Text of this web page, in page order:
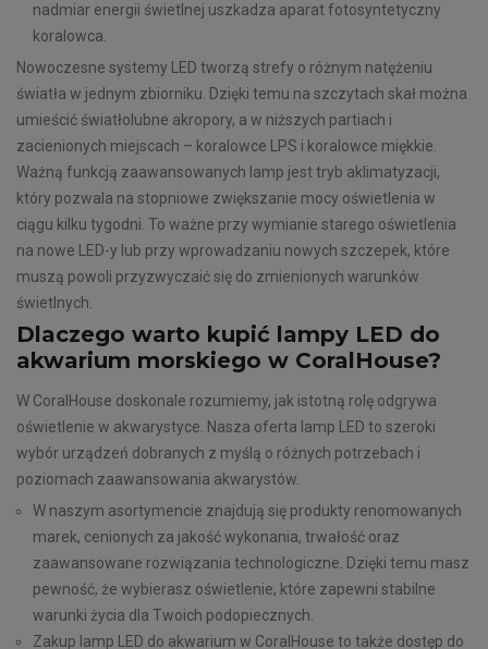
nadmiar energii świetlnej uszkadza aparat fotosyntetyczny
koralowca.
Nowoczesne systemy LED tworzą strefy o różnym natężeniu
światła w jednym zbiorniku. Dzięki temu na szczytach skał można
umieścić światłolubne akropory, a w niższych partiach i
zacienionych miejscach – koralowce LPS i koralowce miękkie.
Ważną funkcją zaawansowanych lamp jest tryb aklimatyzacji,
który pozwala na stopniowe zwiększanie mocy oświetlenia w
ciągu kilku tygodni. To ważne przy wymianie starego oświetlenia
na nowe LED-y lub przy wprowadzaniu nowych szczepek, które
muszą powoli przyzwyczaić się do zmienionych warunków
świetlnych.
Dlaczego warto kupić lampy LED do
akwarium morskiego w CoralHouse?
W CoralHouse doskonale rozumiemy, jak istotną rolę odgrywa
oświetlenie w akwarystyce. Nasza oferta lamp LED to szeroki
wybór urządzeń dobranych z myślą o różnych potrzebach i
poziomach zaawansowania akwarystów.
W naszym asortymencie znajdują się produkty renomowanych
marek, cenionych za jakość wykonania, trwałość oraz
zaawansowane rozwiązania technologiczne. Dzięki temu masz
pewność, że wybierasz oświetlenie, które zapewni stabilne
warunki życia dla Twoich podopiecznych.
Zakup lamp LED do akwarium w CoralHouse to także dostęp do